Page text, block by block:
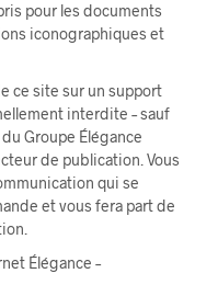
pour les documents
iconographiques et
ce site sur un support
interdite – sauf
Groupe Élégance
de publication. Vous
qui se
et vous fera part de
Élégance –